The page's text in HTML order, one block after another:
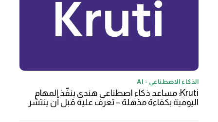
الذكاء الاصطناعي - AI
Kruti: مساعد ذكاء اصطناعي هندي ينفّذ المهام
اليومية بكفاءة مذهلة – تعرف عليه قبل أن ينتشر